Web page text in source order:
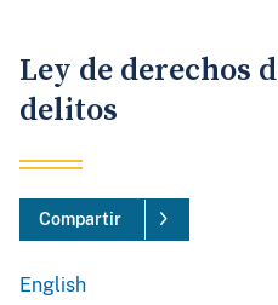
Ley de derechos
delitos
Compartir
English